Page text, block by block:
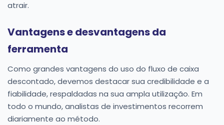
atrair.
Vantagens e desvantagens da
ferramenta
Como grandes vantagens do uso do fluxo de caixa
descontado, devemos destacar sua credibilidade e a
fiabilidade, respaldadas na sua ampla utilização. Em
todo o mundo, analistas de investimentos recorrem
diariamente ao método.